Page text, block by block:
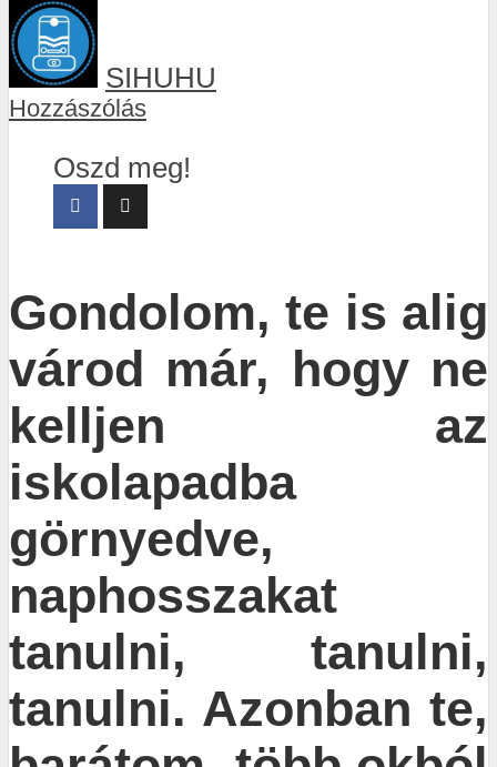
SIHUHU
Hozzászólás
Oszd meg!
Gondolom, te is alig
várod már, hogy ne
kelljen az
iskolapadba
görnyedve,
naphosszakat
tanulni, tanulni,
tanulni. Azonban te,